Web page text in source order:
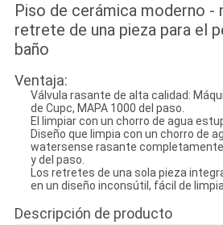
Piso de cerámica moderno
retrete de una pieza para el
baño
Ventaja:
Válvula rasante de alta calidad:
de Cupc, MAPA 1000 del paso.
El limpiar con un chorro de agua
Diseño que limpia con un chorro de
watersense rasante
y del paso.
Los retretes de una sola pieza
en un diseño inconsútil, fácil de
Descripción de producto